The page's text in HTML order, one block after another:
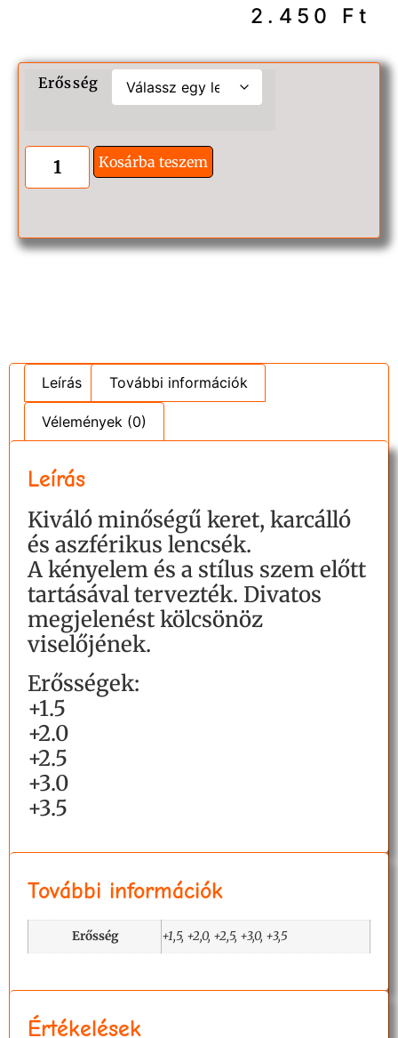
2.450 Ft
Erősség
Kosárba teszem
Leírás További információk
Vélemények (0)
Leírás
Kiváló minőségű keret, karcálló
és aszférikus lencsék.
A kényelem és a stílus szem előtt
tartásával tervezték. Divatos
megjelenést kölcsönöz
viselőjének.
Erősségek:
+1.5
+2.0
+2.5
+3.0
+3.5
További információk
Erősség +1,5, +2,0, +2,5, +3,0, +3,5
Értékelések